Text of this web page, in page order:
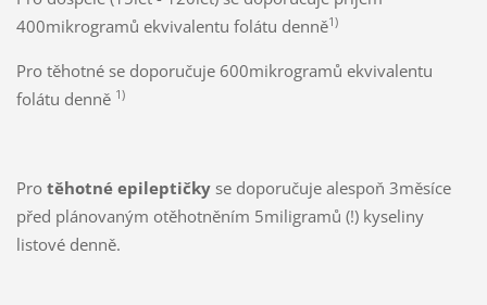
400mikrogramů ekvivalentu folátu denně1)
Pro těhotné se doporučuje 600mikrogramů ekvivalentu
folátu denně 1)
Pro těhotné epileptičkyse doporučuje alespoň 3měsíce
před plánovaným otěhotněním 5miligramů (!) kyseliny
listové denně.